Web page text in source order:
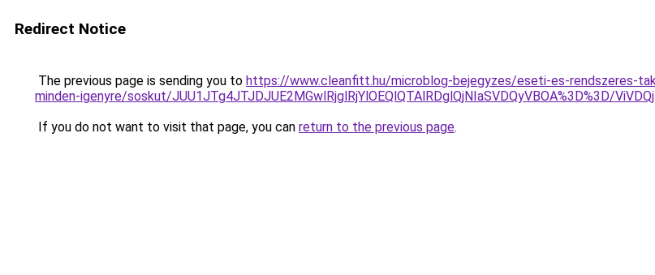
Redirect Notice
The previous page is sending you to https://www.cleanfitt.hu/microblog-bejegyzes/eseti-es-rendszeres-
minden-igenyre/soskut/JUU1JTg4JTJDJUE2MGwlRjglRjYlOEQlQTAlRDglQjNIaSVDQyVBOA%3D%3D/
If you do not want to visit that page, you can return to the previous page.